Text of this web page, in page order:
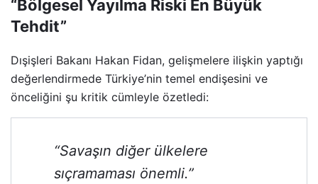
“Bölgesel Yayılma Riski En Büyük
Tehdit”
Dışişleri Bakanı Hakan Fidan, gelişmelere ilişkin yaptığı
değerlendirmede Türkiye’nin temel endişesini ve
önceliğini şu kritik cümleyle özetledi:
“Savaşın diğer ülkelere
sıçramaması önemli.”